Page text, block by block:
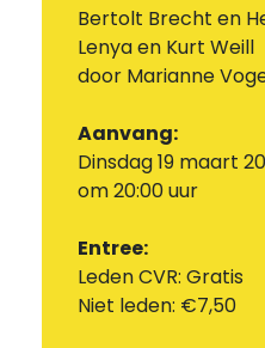
Bertolt Brecht en
Lenya en Kurt Weill
door Marianne
Aanvang:
Dinsdag 19 maart
om 20:00 uur
Entree:
Leden CVR: Gratis
Niet leden: €7,50